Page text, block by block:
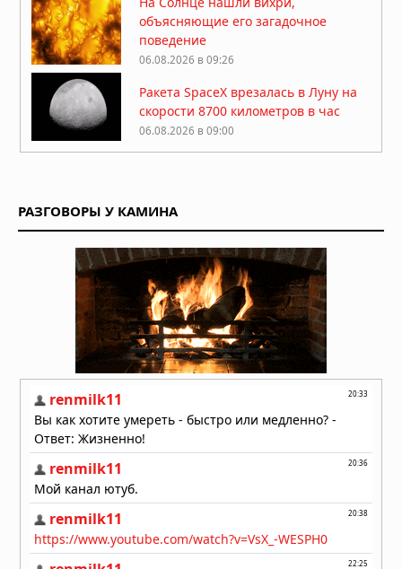
объясняющие его загадочное
поведение
06.08.2026 в 09:26
Ракета SpaceX врезалась в Луну на
скорости 8700 километров в час
06.08.2026 в 09:00
06.08.2026 в 08:13
ответа на главную загадку Красной
планеты
04.08.2026 в 11:13
Астероиды: не хаос, а порядок,
выстроенный за миллиарды лет
04.08.2026 в 10:30
Как солнечный ветер лишил Марс
атмосферы: физический механизм
раскрыт
поле «кожи окаменевшего дракона»
04.08.2026 в 08:34
РАЗГОВОРЫ У КАМИНА